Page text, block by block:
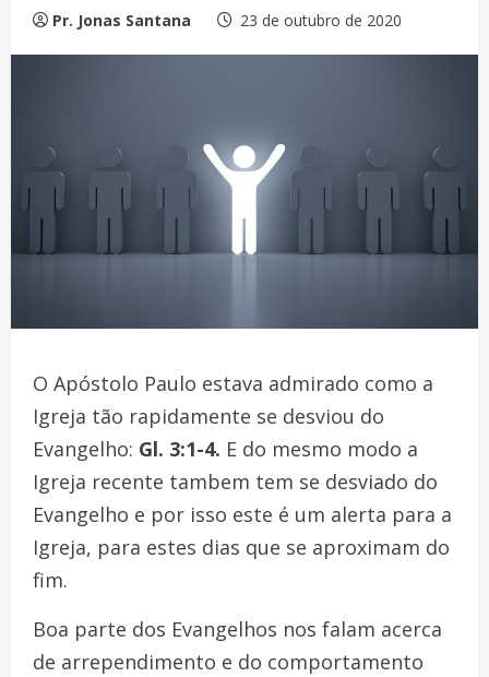
Pr. Jonas Santana 23 de outubro de 2020
O Apóstolo Paulo estava admirado como a
Igreja tão rapidamente se desviou do
Evangelho: Gl. 3:1-4. E do mesmo modo a
Igreja recente tambem tem se desviado do
Evangelho e por isso este é um alerta para a
Igreja, para estes dias que se aproximam do
fim.
Boa parte dos Evangelhos nos falam acerca
de arrependimento e do comportamento